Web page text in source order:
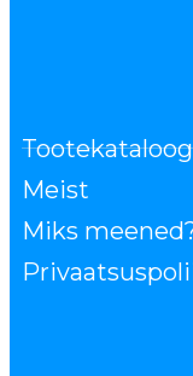
Tootekataloog
Meist
Miks